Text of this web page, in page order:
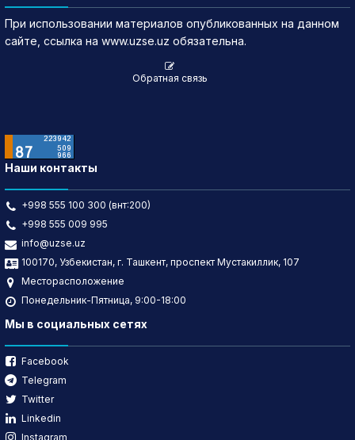
При использовании материалов опубликованных на данном
сайте, ссылка на www.uzse.uz обязательна.
Обратная связь
Наши контакты
+998 555 100 300 (внт:200)
+998 555 009 995
info@uzse.uz
100170, Узбекистан, г. Ташкент, проспект Мустакиллик, 107
Месторасположение
Понедельник-Пятница, 9:00-18:00
Мы в социальных сетях
Facebook
Telegram
Twitter
Linkedin
Instagram